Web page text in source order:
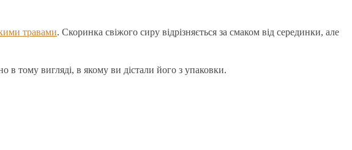
травами. Скоринка свіжого сиру відрізняється за смаком від серединки, але
в тому вигляді, в якому ви дістали його з упаковки.